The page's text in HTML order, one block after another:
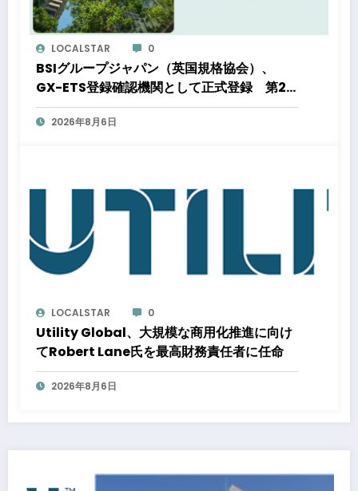
LOCALSTAR 0
BSIグループジャパン（英国規格協会）、
GX-ETS登録確認機関として正式登録 第2
フェーズ開始で制度対応が義務化、企業の対
応はどう変わるのか？ 法的拘束力をもつ
2026年8月6日
LOCALSTAR 0
Utility Global、大規模な商用化推進に向け
てRobert Lane氏を最高財務責任者に任命
2026年8月6日